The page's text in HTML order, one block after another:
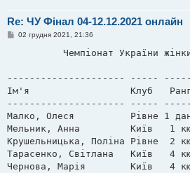
Re: ЧУ Фінал 04-12.12.2021 онлайн
П
л
н
я
02 грудня 2021, 21:36
Чемпіонат України
--------------------- -----
Ім'я                  Клуб   Ранг
--------------------- -----
Малко, Олеся          Рівне 1
Мельник, Анна         Київ   1
Крушельницька, Поліна
Тарасенко, Світлана   Київ
Чернова, Марія        Київ